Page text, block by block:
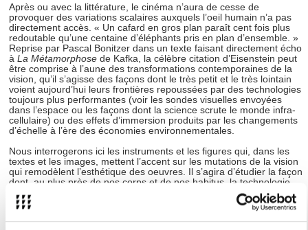
Après ou avec la littérature, le cinéma n’aura de cesse de
provoquer des variations scalaires auxquels l’oeil humain n’a pas
directement accès. « Un cafard en gros plan paraît cent fois plus
redoutable qu’une centaine d’éléphants pris en plan d’ensemble. »
Reprise par Pascal Bonitzer dans un texte faisant directement écho
à La Métamorphose de Kafka, la célèbre citation d’Eisenstein peut
être comprise à l’aune des transformations contemporaines de la
vision, qu’il s’agisse des façons dont le très petit et le très lointain
voient aujourd’hui leurs frontières repoussées par des technologies
toujours plus performantes (voir les sondes visuelles envoyées
dans l’espace ou les façons dont la science scrute le monde infra-
cellulaire) ou des effets d’immersion produits par les changements
d’échelle à l’ère des économies environnementales.
Nous interrogerons ici les instruments et les figures qui, dans les
textes et les images, mettent l’accent sur les mutations de la vision
qui remodèlent l’esthétique des oeuvres. Il s’agira d’étudier la façon
dont, au plus près de nos corps et de nos habitus, la technologie
produit des formes d’« étrangeté à soi » qui revisitent la place de
l’individu dans un monde soumis à de nouveaux régimes de
perception et à la réorganisation de l’espace géographique,
politique, social et culturel.